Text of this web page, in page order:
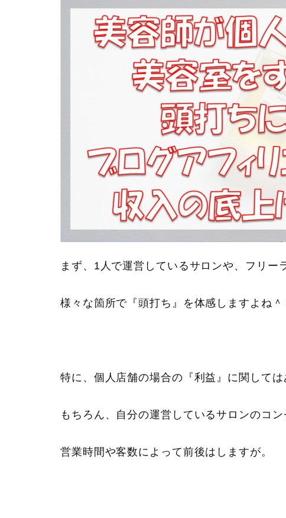
まず、1人で運営しているサロンや、フリ
様々な箇所で『頭打ち』を体感しますよね＾
特に、個人店舗の場合の『利益』に関して
もちろん、自分の運営しているサロンのコ
営業時間や客数によって前後はしますが。